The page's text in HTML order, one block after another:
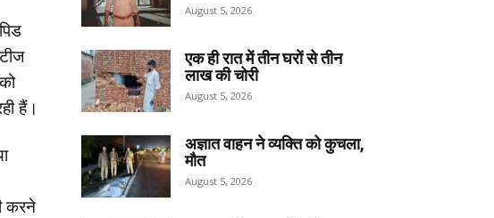
हैं।
करने
August 5, 2026
एक ही रात में तीन घरों से तीन
लाख की चोरी
August 5, 2026
अज्ञात वाहन ने व्यक्ति को कुचला,
मौत
August 5, 2026